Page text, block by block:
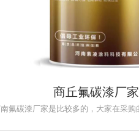
商丘氟碳漆厂家